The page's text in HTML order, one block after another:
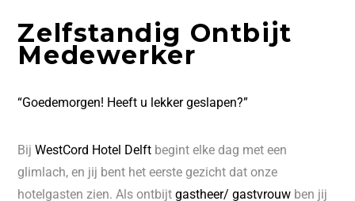
Zelfstandig Ontbijt
Medewerker
“Goedemorgen! Heeft u lekker geslapen?”
BijWestCord Hotel Delft begint elke dag met een
glimlach, en jij bent het eerste gezicht dat onze
hotelgasten zien. Als ontbijtgastheer/ gastvrouw ben jij